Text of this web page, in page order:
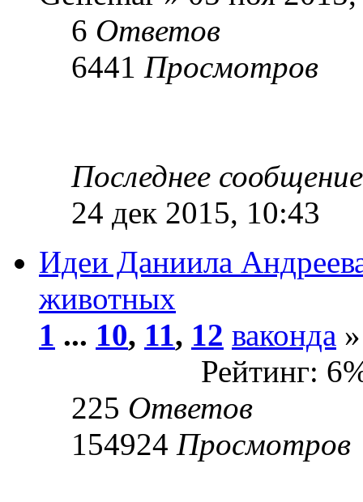
6 Ответов
6441 Просмотров
Последнее
24 дек 2015, 10:43
Идеи Даниила
животных
1 ... 10, 11, 12 ваконда
Рейтинг:
225 Ответов
154924 Просмотров